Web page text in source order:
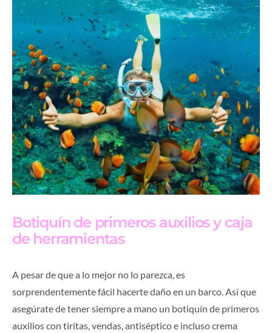
Botiquín de primeros auxilios y caja
de herramientas
A pesar de que a lo mejor no lo parezca, es
sorprendentemente fácil hacerte daño en un barco. Así que
asegúrate de tener siempre a mano un botiquín de primeros
auxilios con tiritas, vendas, antiséptico e incluso crema